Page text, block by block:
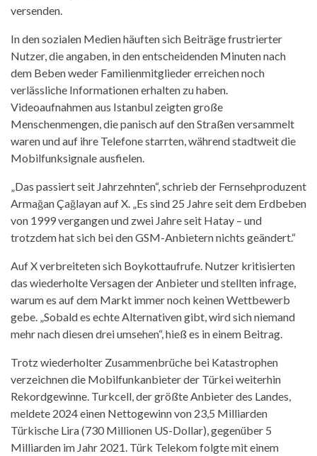
versenden.
In den sozialen Medien häuften sich Beiträge frustrierter
Nutzer, die angaben, in den entscheidenden Minuten nach
dem Beben weder Familienmitglieder erreichen noch
verlässliche Informationen erhalten zu haben.
Videoaufnahmen aus Istanbul zeigten große
Menschenmengen, die panisch auf den Straßen versammelt
waren und auf ihre Telefone starrten, während stadtweit die
Mobilfunksignale ausfielen.
„Das passiert seit Jahrzehnten“, schrieb der Fernsehproduzent
Armağan Çağlayan auf X. „Es sind 25 Jahre seit dem Erdbeben
von 1999 vergangen und zwei Jahre seit Hatay – und
trotzdem hat sich bei den GSM-Anbietern nichts geändert.“
Auf X verbreiteten sich Boykottaufrufe. Nutzer kritisierten
das wiederholte Versagen der Anbieter und stellten infrage,
warum es auf dem Markt immer noch keinen Wettbewerb
gebe. „Sobald es echte Alternativen gibt, wird sich niemand
mehr nach diesen drei umsehen“, hieß es in einem Beitrag.
Trotz wiederholter Zusammenbrüche bei Katastrophen
verzeichnen die Mobilfunkanbieter der Türkei weiterhin
Rekordgewinne. Turkcell, der größte Anbieter des Landes,
meldete 2024 einen Nettogewinn von 23,5 Milliarden
Türkische Lira (730 Millionen US-Dollar), gegenüber 5
Milliarden im Jahr 2021. Türk Telekom folgte mit einem